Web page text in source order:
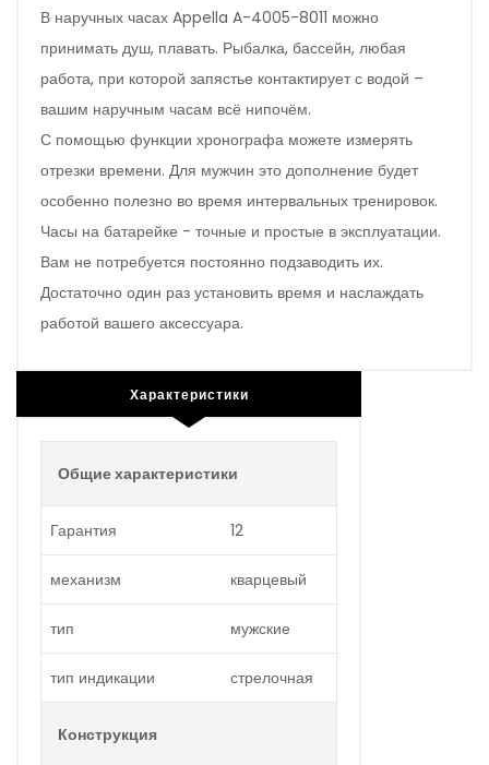
В наручных часах Appella A-4005-8011 можно
принимать душ, плавать. Рыбалка, бассейн, любая
работа, при которой запястье контактирует с водой –
вашим наручным часам всё нипочём.
С помощью функции хронографа можете измерять
отрезки времени. Для мужчин это дополнение будет
особенно полезно во время интервальных тренировок.
Часы на батарейке - точные и простые в эксплуатации.
Вам не потребуется постоянно подзаводить их.
Достаточно один раз установить время и наслаждать
работой вашего аксессуара.
Особенности
Модель имеет водонепроницаемость 100 м. Корпус
выполнен из материала – сталь + PVD. Прочное
минеральное стекло надежно защищает циферблат от
ударов и других повреждений. Удобный кожаный
ремешок позволяет часам комфортно сидеть на
запястье. Из дополнительных функций имеются: дата,
минуты, секунды, тахиметр, хронограф, часы.
Характеристики
Общие характеристики
Гарантия 12
механизм кварцевый
тип мужские
тип индикации стрелочная
Конструкция